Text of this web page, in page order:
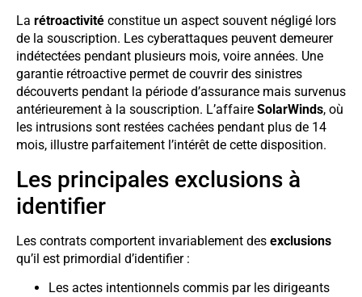
La rétroactivité constitue un aspect souvent négligé lors
de la souscription. Les cyberattaques peuvent demeurer
indétectées pendant plusieurs mois, voire années. Une
garantie rétroactive permet de couvrir des sinistres
découverts pendant la période d’assurance mais survenus
antérieurement à la souscription. L’affaire SolarWinds, où
les intrusions sont restées cachées pendant plus de 14
mois, illustre parfaitement l’intérêt de cette disposition.
Les principales exclusions à
identifier
Les contrats comportent invariablement des exclusions
qu’il est primordial d’identifier :
Les actes intentionnels commis par les dirigeants